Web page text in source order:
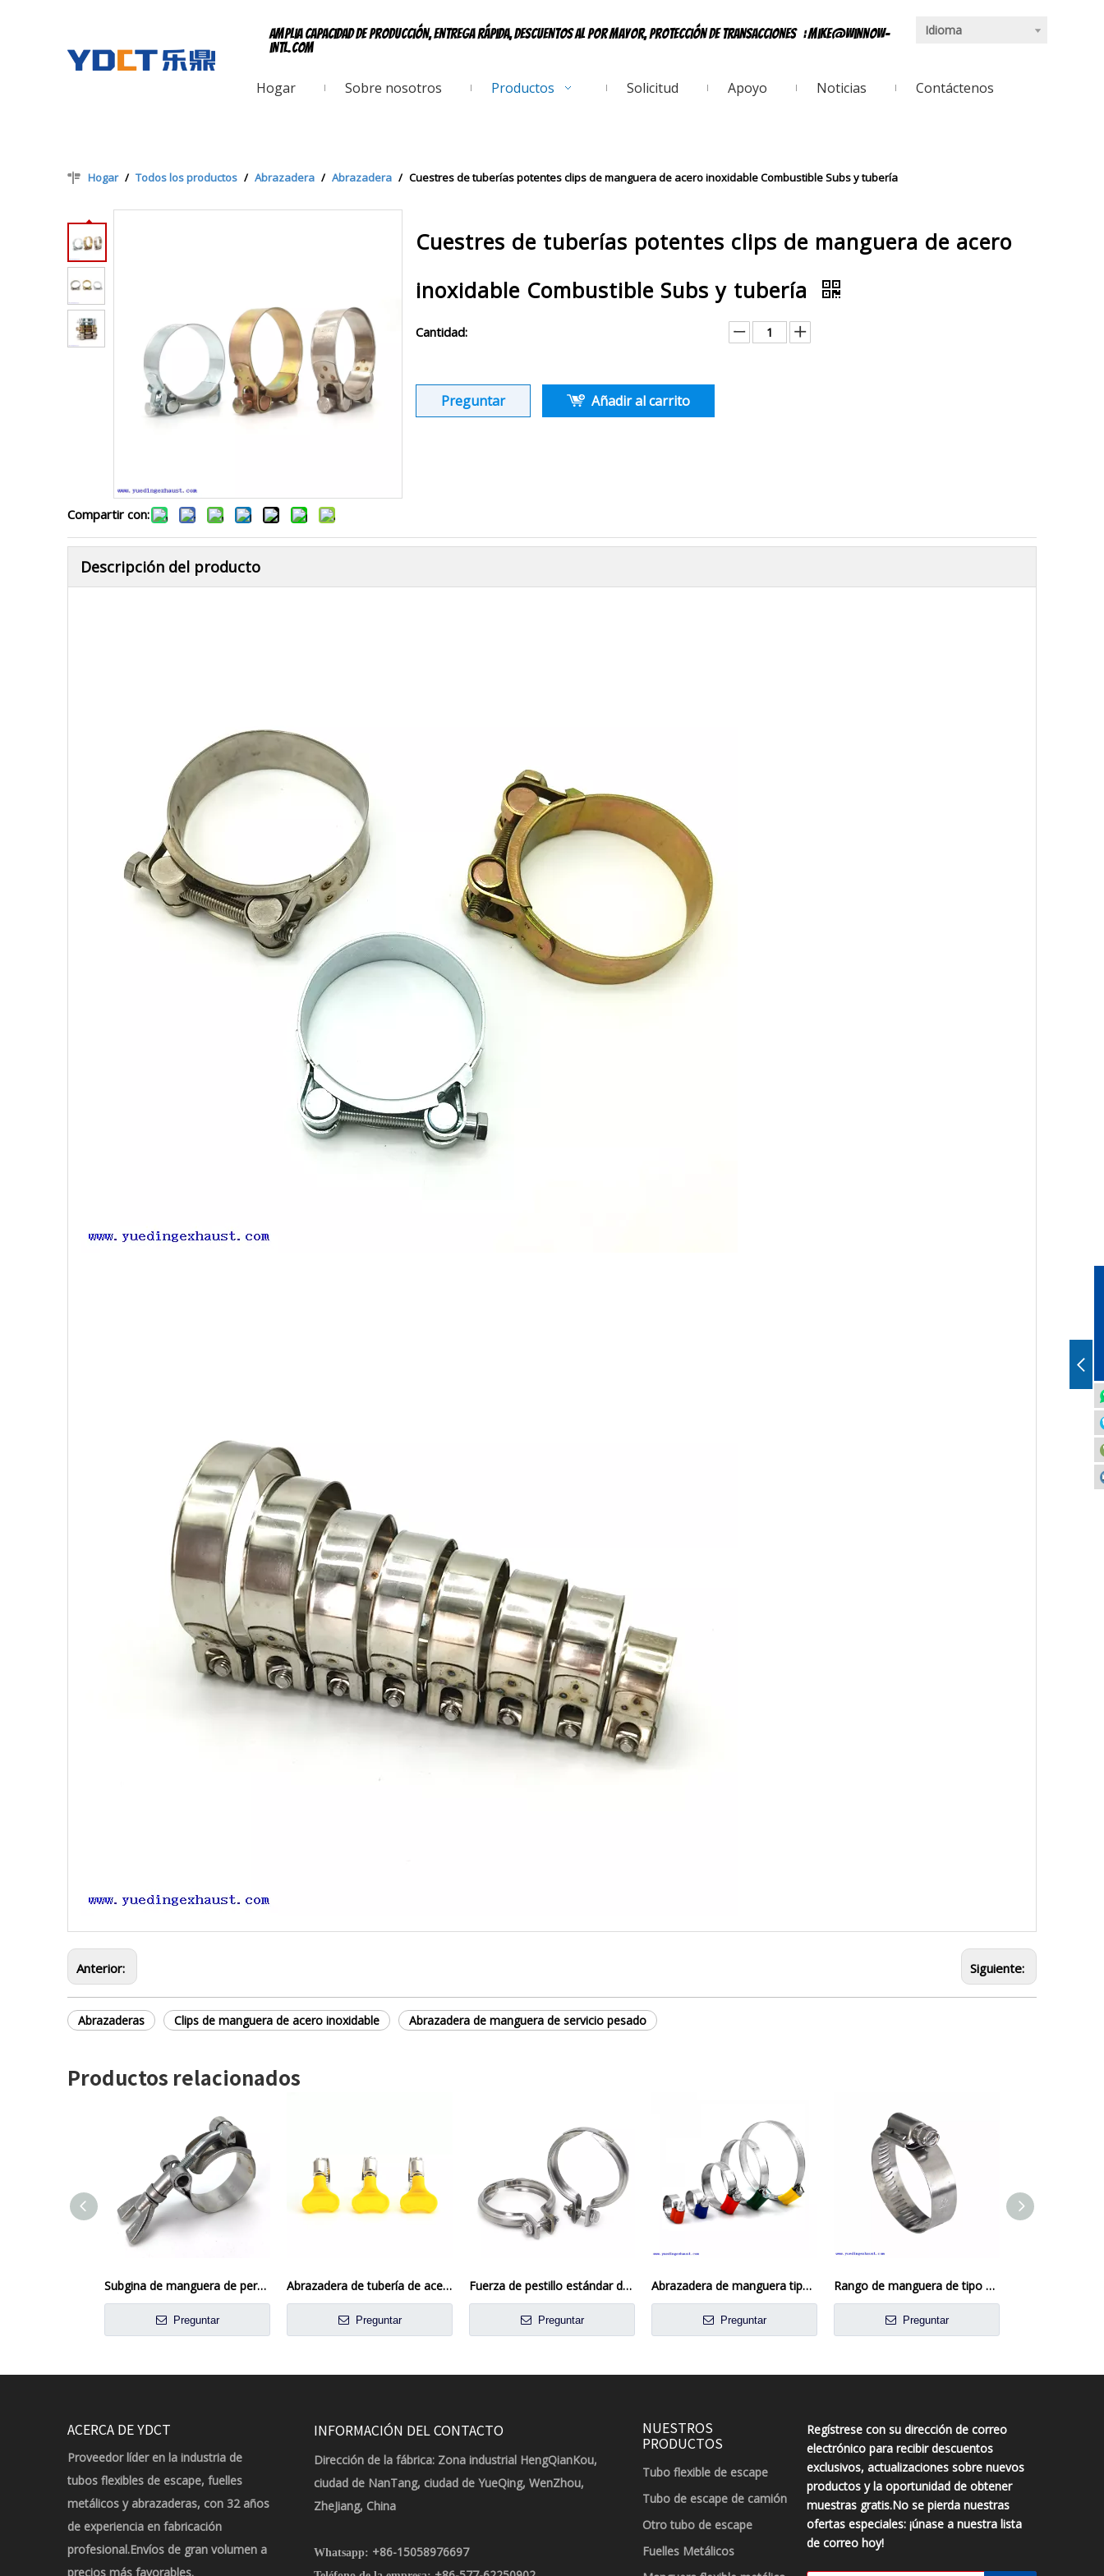
Amplia capacidad de producción, entrega rápida, descuentos al por mayor, protección de transacciones :mike@winnow-
intl.com
Idioma
Hogar Sobre nosotros Productos Solicitud Apoyo Noticias Contáctenos
Hogar / Todos los productos / Abrazadera / Abrazadera / Cuestres de tuberías potentes clips de manguera de acero inoxidable Combustible Subs y tubería
Compartir con:
Cuestres de tuberías potentes clips de manguera de acero
inoxidable Combustible Subs y tubería
Cantidad:
Preguntar Añadir al carrito
Descripción del producto
Anterior: Siguiente:
Abrazaderas Clips de manguera de acero inoxidable Abrazadera de manguera de servicio pesado
Productos relacionados
Subgina de manguera de perno T-Bolt de acero inoxidable de liberación rápida
Preguntar
Abrazadera de tubería de acero inoxidable de estilo americano con mango de plástico
Preguntar
Fuerza de pestillo estándar de fuerza de sujeción y rayos rápidos VBAND CLAMP KIT INOX ESCAPE V BAND / VIAJE DE ESCAPA DE BANDA
Preguntar
Abrazadera de manguera tipo británico con carcasa de tubo
Preguntar
Rango de manguera de tipo de tamaño ajustable de tamaño americano
Preguntar
ACERCA DE YDCT
Proveedor líder en la industria de
tubos flexibles de escape, fuelles
metálicos y abrazaderas, con 32 años
de experiencia en fabricación
profesional.Envíos de gran volumen a
precios más favorables.
INFORMACIÓN DEL CONTACTO
Dirección de la fábrica: Zona industrial HengQianKou,
ciudad de NanTang, ciudad de YueQing, WenZhou,
ZheJiang, China
Whatsapp: +86-15058976697
NUESTROS
PRODUCTOS
Tubo flexible de escape
Tubo de escape de camión
Otro tubo de escape
Fuelles Metálicos
Regístrese con su dirección de correo
electrónico para recibir descuentos
exclusivos, actualizaciones sobre nuevos
productos y la oportunidad de obtener
muestras gratis.No se pierda nuestras
ofertas especiales: ¡únase a nuestra lista
de correo hoy!